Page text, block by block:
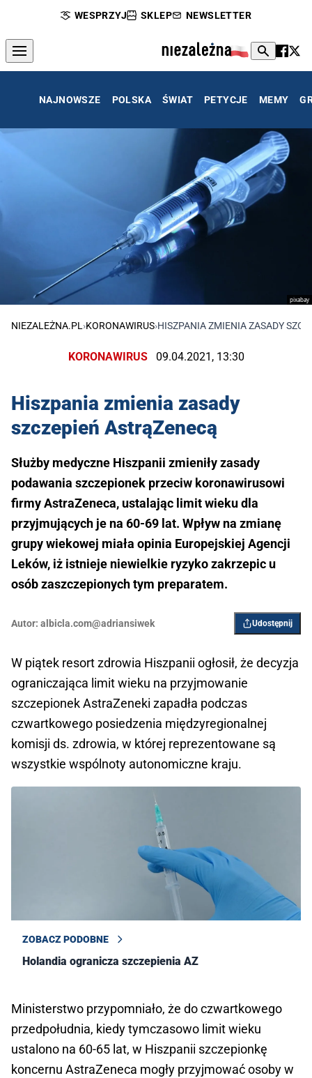
WESPRZYJ SKLEP NEWSLETTER
NAJNOWSZE POLSKA ŚWIAT PETYCJE MEMY
pixabay
NIEZALEŻNA.PL ›KORONAWIRUS›HISZPANIA ZMIENIA ZASADY
KORONAWIRUS 09.04.2021, 13:30
Hiszpania zmienia zasady
szczepień AstrąZenecą
Służby medyczne Hiszpanii zmieniły zasady
podawania szczepionek przeciw koronawirusowi
firmy AstraZeneca, ustalając limit wieku dla
przyjmujących je na 60-69 lat. Wpływ na zmianę
grupy wiekowej miała opinia Europejskiej Agencji
Leków, iż istnieje niewielkie ryzyko zakrzepic u
osób zaszczepionych tym preparatem.
Autor: albicla.com@adriansiwek Udostępnij
W piątek resort zdrowia Hiszpanii ogłosił, że decyzja
ograniczająca limit wieku na przyjmowanie
szczepionek AstraZeneki zapadła podczas
czwartkowego posiedzenia międzyregionalnej
komisji ds. zdrowia, w której reprezentowane są
wszystkie wspólnoty autonomiczne kraju.
ZOBACZ PODOBNE
Holandia ogranicza szczepienia AZ
Ministerstwo przypomniało, że do czwartkowego
przedpołudnia, kiedy tymczasowo limit wieku
ustalono na 60-65 lat, w Hiszpanii szczepionkę
koncernu AstraZeneca mogły przyjmować osoby w